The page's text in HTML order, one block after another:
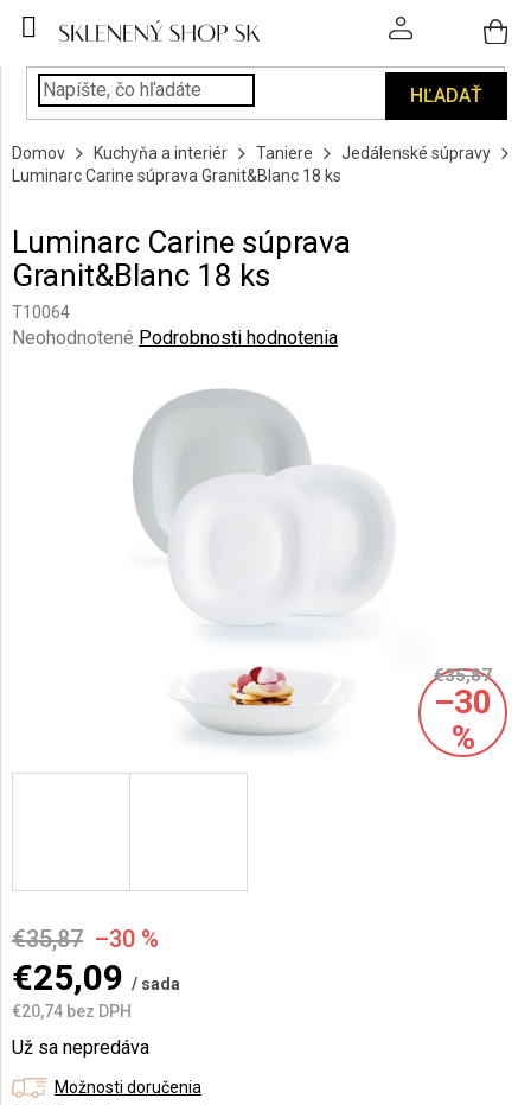
HĽADAŤ
POHÁRE
PODÁVANIE
NÁPOJOV
KUCHYŇA
A
INTERIÉR
PIESKOVANIE
Domov Kuchyňa a interiér Taniere
Jedálenské súpravy
Luminarc Carine súprava Granit&Blanc 18 ks
Luminarc Carine súprava
Granit&Blanc 18 ks
T10064
Priemerné
Neohodnotené Podrobnosti hodnotenia
€35,87
–30
%
€35,87 –30 %
€25,09 / sada
€20,74 bez DPH
Jednotková
cena:
Už sa nepredáva
Možnosti doručenia